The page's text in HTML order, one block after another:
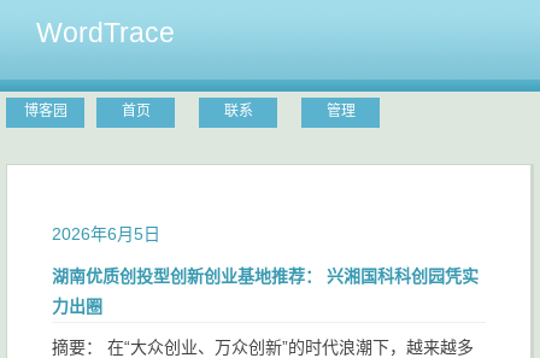
WordTrace
博客园 首页 联系 管理
2026年6月5日
湖南优质创投型创新创业基地推荐： 兴湘国科科创园凭实
力出圈
摘要： 在“大众创业、万众创新”的时代浪潮下，越来越多